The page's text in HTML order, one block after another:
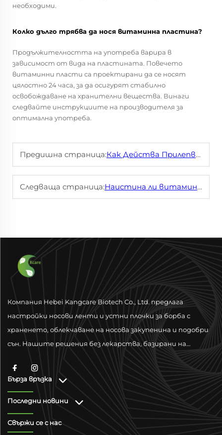
необходими.
Колко дълго трябва да нося витаминна пластина?
Продължителността на употреба варира в
зависимост от вида на пластината. Повечето
витаминни пласти са проектирани да се носят
цялостно 24 часа, за да осигурят стабилно
освобождаване на хранителни вещества. Винаги
следвайте инструкциите на производителя за
оптимална употреба.
Предишна страница:Как Действа Прилепването на Устата?
Следваща страница:Наистина ли витаминните пластири доставят хранителни вещества по-добре от хапчетата?
Компания Hebei Kangcare Biotech Co., Ltd. предлага
настройки носови ленти и устни плочки за борба с
храненето, облекчаване на носова закупенина и подобри
сън. Нашите решения без лекарства, базирани на
дишането чрез материали от висок качествено ниво и
поддръжка за глобално съответствие.
Бърза връзка
Последни новини
Свържи се с нас